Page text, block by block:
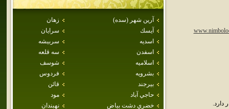
آرين شهر (سده)
زهان
آيسك
سرايان
اسديه
سربيشه
اسفدن
سه قلعه
اسلاميه
شوسف
بشرويه
فردوس
بيرجند
قائن
حاجي آباد
مود
خضري دشت بياض
نهبندان دارد.